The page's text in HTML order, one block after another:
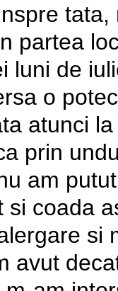
partea
luni de
o
atunci
prin
am
si coada
si
avut